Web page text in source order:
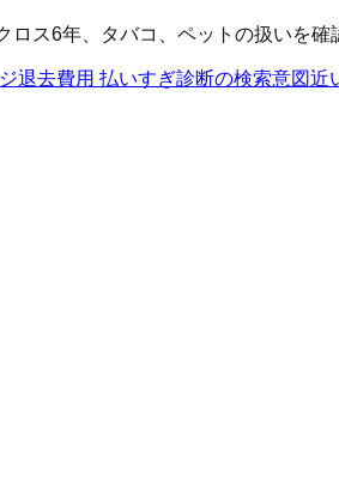
ス6年、タバコ、ペットの扱いを確
退去費用 払いすぎ診断の検索意図近